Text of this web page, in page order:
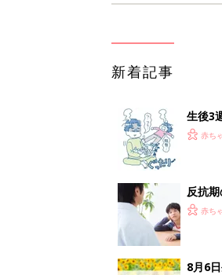
新着記事
生後3
って本
赤ち
反抗
赤ち
8月6